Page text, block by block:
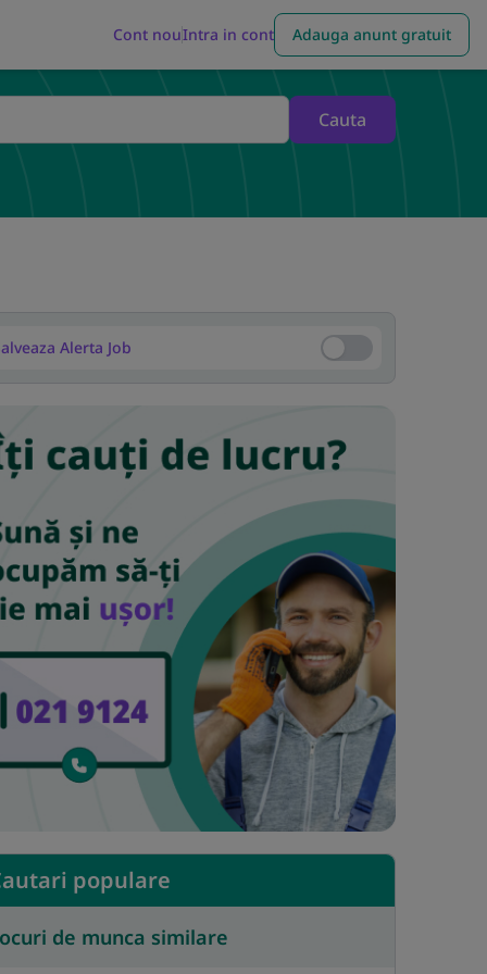
Cont nouIntra in cont Adauga anunt gratuit
Cauta
Alerta Job Salveaza Alerta Job
populare
de munca similare